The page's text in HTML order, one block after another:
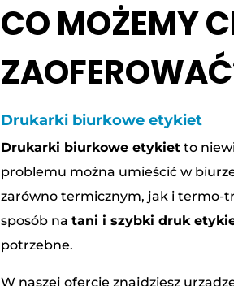
CO MOŻEMY
Drukarki biurkowe etykiet
Drukarki biurkowe etykiet to
problemu można umieścić w
zarówno termicznym, jak i termo-
sposób natani i szybki druk
potrzebne.
W naszej ofercie znajdziesz